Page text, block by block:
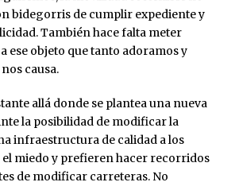
bidegorris de cumplir expediente y
También hace falta meter
ese objeto que tanto adoramos y
causa.
allá donde se plantea una nueva
la posibilidad de modificar la
infraestructura de calidad a los
miedo y prefieren hacer recorridos
de modificar carreteras. No